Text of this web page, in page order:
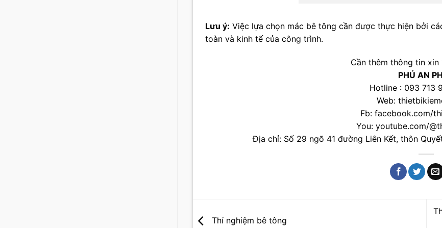
Lưu ý: Việc lựa chọn mác bê tông cần được thực hiện bởi
toàn và kinh tế của công trình.
Cần thêm thông tin xin
PHÚ AN
Hotline : 093 713
Web:
Fb: facebook.com/
You: youtube.com/
Địa chỉ: Số 29 ngõ 41 đường Liên Kết, thôn
Thí nghiệm bê tông